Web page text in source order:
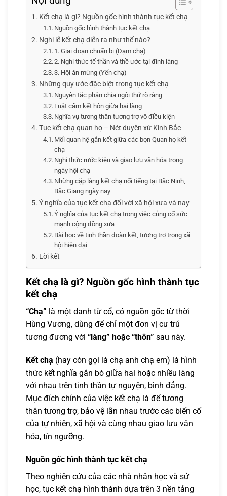
Kết chạ là gì? Nguồn gốc hình thành tục kết chạ
Nguồn gốc hình thành tục kết chạ
Nghi lễ kết chạ diễn ra như thế nào?
1. Giai đoạn chuẩn bị (Dạm chạ)
2. Nghi thức tế thần và thề ước tại đình làng
3. Hội ăn mừng (Yến chạ)
Những quy ước đặc biệt trong tục kết chạ
Nguyên tắc phân chia ngôi thứ rõ ràng
Luật cấm kết hôn giữa hai làng
Nghĩa vụ tương thân tương trợ vô điều kiện
Tục kết chạ quan họ – Nét duyên xứ Kinh Bắc
Mối quan hệ gắn kết giữa các bọn Quan họ kết
chạ
Nghi thức rước kiệu và giao lưu văn hóa trong
ngày hội chạ
Những cặp làng kết chạ nổi tiếng tại Bắc Ninh,
Bắc Giang ngày nay
Ý nghĩa của tục kết chạ đối với xã hội xưa và nay
Ý nghĩa của tục kết chạ trong việc củng cố sức
mạnh cộng đồng xưa
Bài học về tinh thần đoàn kết, tương trợ trong xã
hội hiện đại
Lời kết
Kết chạ là gì? Nguồn gốc hình thành tục
kết chạ
“Chạ” là một danh từ cổ, có nguồn gốc từ thời
Hùng Vương, dùng để chỉ một đơn vị cư trú
tương đương với “làng” hoặc “thôn” sau này.
Kết chạ (hay còn gọi là chạ anh chạ em) là hình
thức kết nghĩa gắn bó giữa hai hoặc nhiều làng
với nhau trên tinh thần tự nguyện, bình đẳng.
Mục đích chính của việc kết chạ là để tương
thân tương trợ, bảo vệ lẫn nhau trước các biến cố
của tự nhiên, xã hội và cùng nhau giao lưu văn
hóa, tín ngưỡng.
Nguồn gốc hình thành tục kết chạ
Theo nghiên cứu của các nhà nhân học và sử
học, tục kết chạ hình thành dựa trên 3 nền tảng